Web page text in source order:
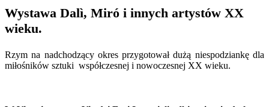
Wystawa Dalì, Miró i innych artystów XX
wieku.
Rzym na nadchodzący okres przygotował dużą niespodziankę dla
miłośników sztuki współczesnej i nowoczesnej XX wieku.